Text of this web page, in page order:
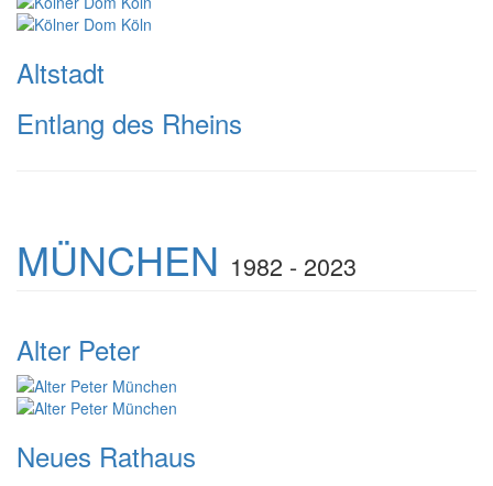
Altstadt
Entlang des Rheins
MÜNCHEN 1982 - 2023
Alter Peter
Neues Rathaus